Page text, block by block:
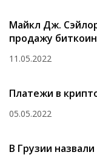
Майкл Дж.
продажу
11.05.2022
Платежи в
05.05.2022
В Грузии